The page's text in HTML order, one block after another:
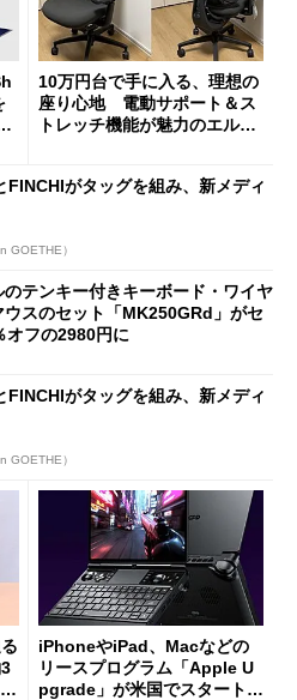
10万円台で手に入る、理想の
座り心地 電動サポート＆ス
トレッチ機能が魅力のエルゴ
FINCHIがタッグを組み、新メディ
GOETHE）
のテンキー付きキーボード・ワイヤ
ウスのセット「MK250GRd」がセ
オフの2980円に
FINCHIがタッグを組み、新メディ
GOETHE）
2
iPhoneやiPad、Macなどの
リースプログラム「Apple U
pgrade」が米国でスタート／